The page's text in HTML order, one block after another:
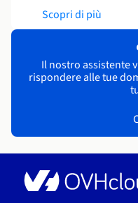
Scopri di più
Il nostro assistente
rispondere alle tue